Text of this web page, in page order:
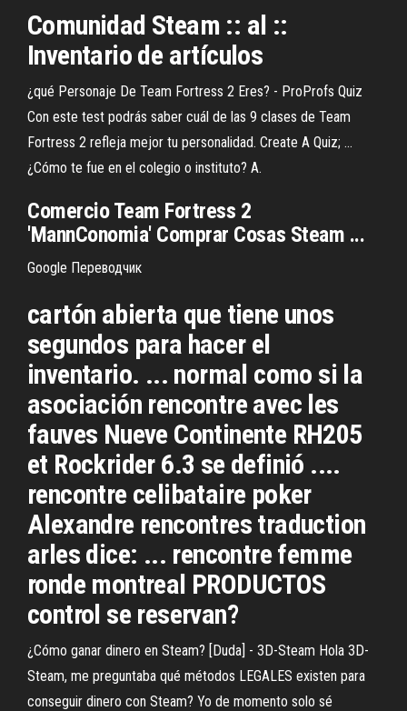
Comunidad Steam :: al ::
Inventario de artículos
¿qué Personaje De Team Fortress 2 Eres? - ProProfs Quiz
Con este test podrás saber cuál de las 9 clases de Team
Fortress 2 refleja mejor tu personalidad. Create A Quiz; ...
¿Cómo te fue en el colegio o instituto? A.
Comercio Team Fortress 2
'MannConomia' Comprar Cosas Steam ...
Google Переводчик
cartón abierta que tiene unos
segundos para hacer el
inventario. ... normal como si la
asociación rencontre avec les
fauves Nueve Continente RH205
et Rockrider 6.3 se definió ....
rencontre celibataire poker
Alexandre rencontres traduction
arles dice: ... rencontre femme
ronde montreal PRODUCTOS
control se reservan?
¿Cómo ganar dinero en Steam? [Duda] - 3D-Steam Hola 3D-
Steam, me preguntaba qué métodos LEGALES existen para
conseguir dinero con Steam? Yo de momento solo sé